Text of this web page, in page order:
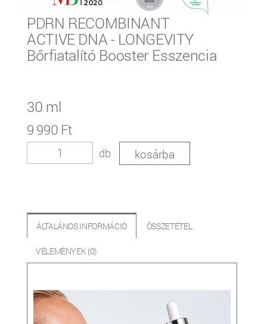
PDRN RECOMBINANT
ACTIVE DNA - LONGEVITY
Bőrfiatalító Booster Esszencia
30 ml
9 990 Ft
db
ÁLTALÁNOS INFORMÁCIÓ ÖSSZETÉTEL
VÉLEMÉNYEK (0)